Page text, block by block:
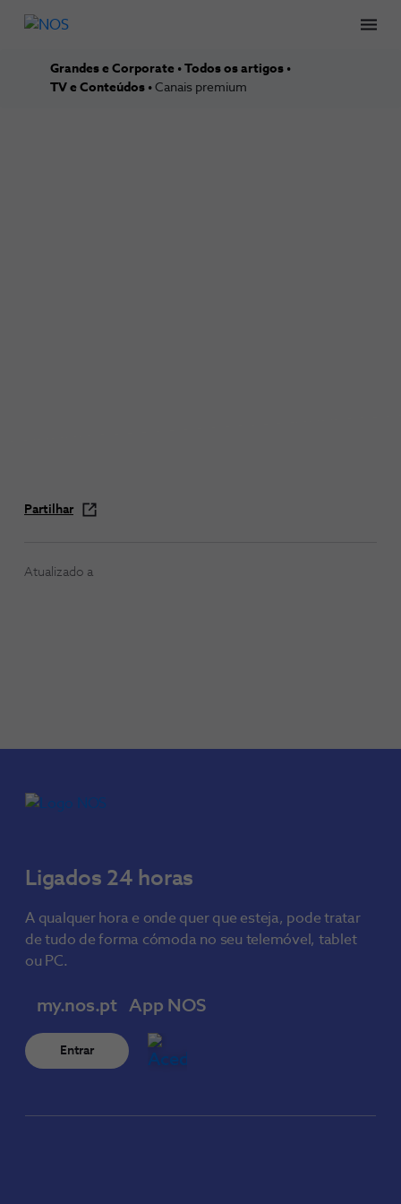
Grandes e Corporate
Todos os artigos
TV e Conteúdos
Canais premium
Partilhar
Atualizado a
Ligados 24 horas
A qualquer hora e onde quer que esteja, pode tratar
de tudo de forma cómoda no seu telemóvel, tablet
ou PC.
my.nos.pt
Entrar
App NOS